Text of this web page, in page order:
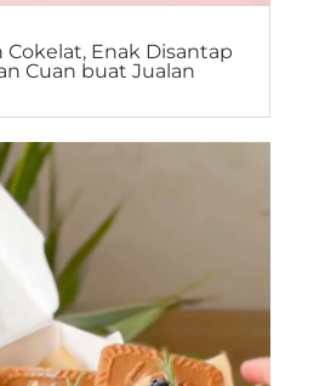
Cokelat, Enak Disantap
Cuan buat Jualan